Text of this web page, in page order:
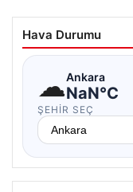
Hava Durumu
☁Ankara
NaN°C
ŞEHIR SEÇ